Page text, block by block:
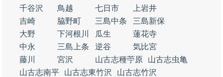
千谷沢
鳥越 七日市
上岩井
吉崎
脇野町 三島中条
三島新保
大野
下河根川 瓜生
蓮花寺
中永
三島上条 逆谷
気比宮
藤川
宮沢 山古志種苧原
山古志虫亀
山古志南平
山古志東竹沢
山古志竹沢